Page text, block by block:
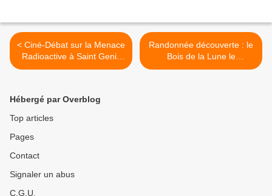
< Ciné-Débat sur la Menace
Radioactive à Saint Genis
les Ollières
Randonnée découverte : le
Bois de la Lune le
dimanche 8 novembre 2020
Hébergé par Overblog
Top articles
Pages
Contact
Signaler un abus
C.G.U.